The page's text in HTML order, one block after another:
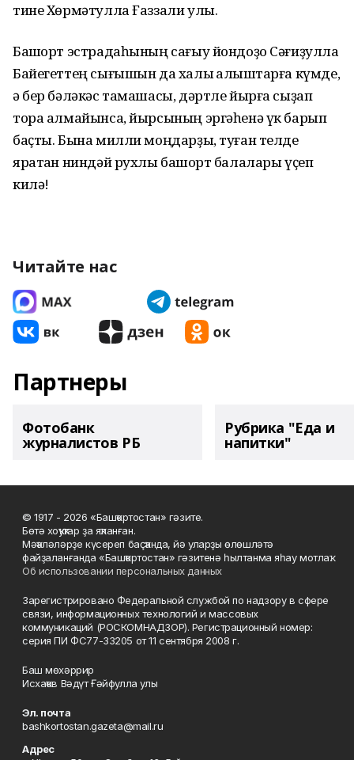
тине Хөрмәтулла Ғаззали улы.
Башҡорт эстрадаһының сағыу йондоҙо Сәғиҙулла
Байегеттең сығышын да халыҡ алҡыштарға күмде,
ә бер бәләкәс тамашасы, дәртле йырға сыҙап
тора алмайынса, йырсының эргәһенә үк барып
баҫты. Бына милли моңдарҙы, туған телде
яратҡан ниндәй рухлы башҡорт балалары үҫеп
килә!
Читайте нас
Партнеры
Фотобанк
журналистов РБ
Рубрика "Еда и
напитки"
© 1917 - 2026 «Башҡортостан» гәзите.
Бөтә хоҡуҡтар ҙа яҡланған.
Мәҡәләләрҙе күсереп баҫҡанда, йә уларҙы өлөшләтә
файҙаланғанда «Башҡортостан» гәзитенә һылтанма яһау мотлаҡ.
Об использовании персональных данных
Зарегистрировано Федеральной службой по надзору в сфере
связи, информационных технологий и массовых
коммуникаций (РОСКОМНАДЗОР). Регистрационный номер:
серия ПИ ФС77-33205 от 11 сентября 2008 г.
Баш мөхәррир
Исхаҡов Вәдүт Ғәйфулла улы
Эл. почта
bashkortostan.gazeta@mail.ru
Адрес